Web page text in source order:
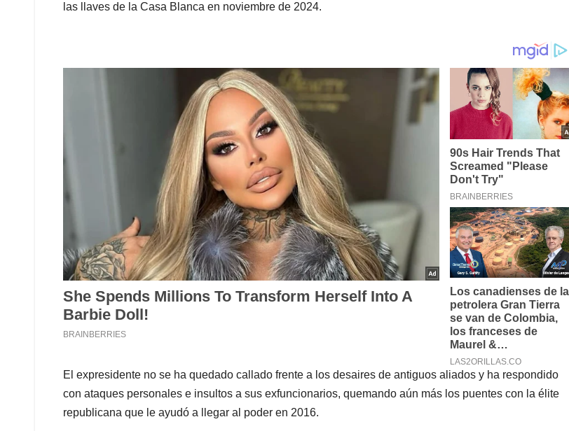
las llaves de la Casa Blanca en noviembre de 2024.
El expresidente no se ha quedado callado frente a los desaires de antiguos aliados y ha respondido
con ataques personales e insultos a sus exfuncionarios, quemando aún más los puentes con la élite
republicana que le ayudó a llegar al poder en 2016.